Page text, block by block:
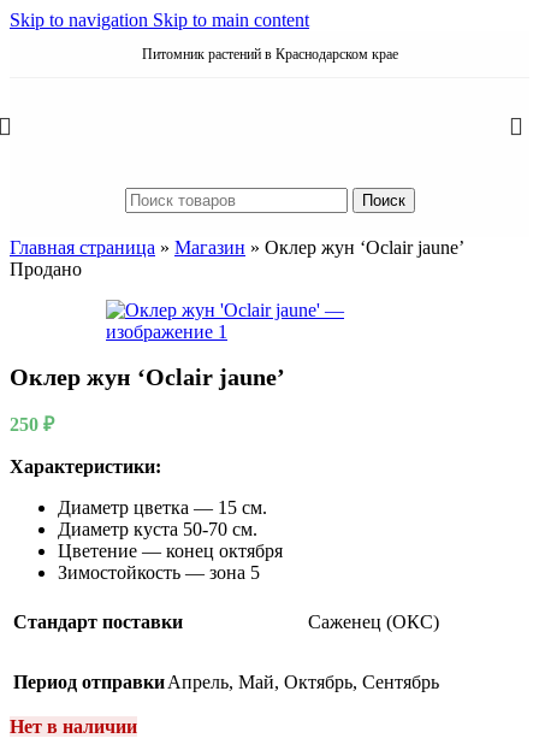
Skip to navigation Skip to main content
Питомник растений в Краснодарском крае
Поиск
Главная страница » Магазин » Оклер жун ‘Oclair jaune’
Продано
Оклер жун ‘Oclair jaune’
250 ₽
Характеристики:
Диаметр цветка — 15 см.
Диаметр куста 50-70 см.
Цветение — конец октября
Зимостойкость — зона 5
Стандарт поставки Саженец (ОКС)
Период отправкиАпрель, Май, Октябрь, Сентябрь
Нет в наличии